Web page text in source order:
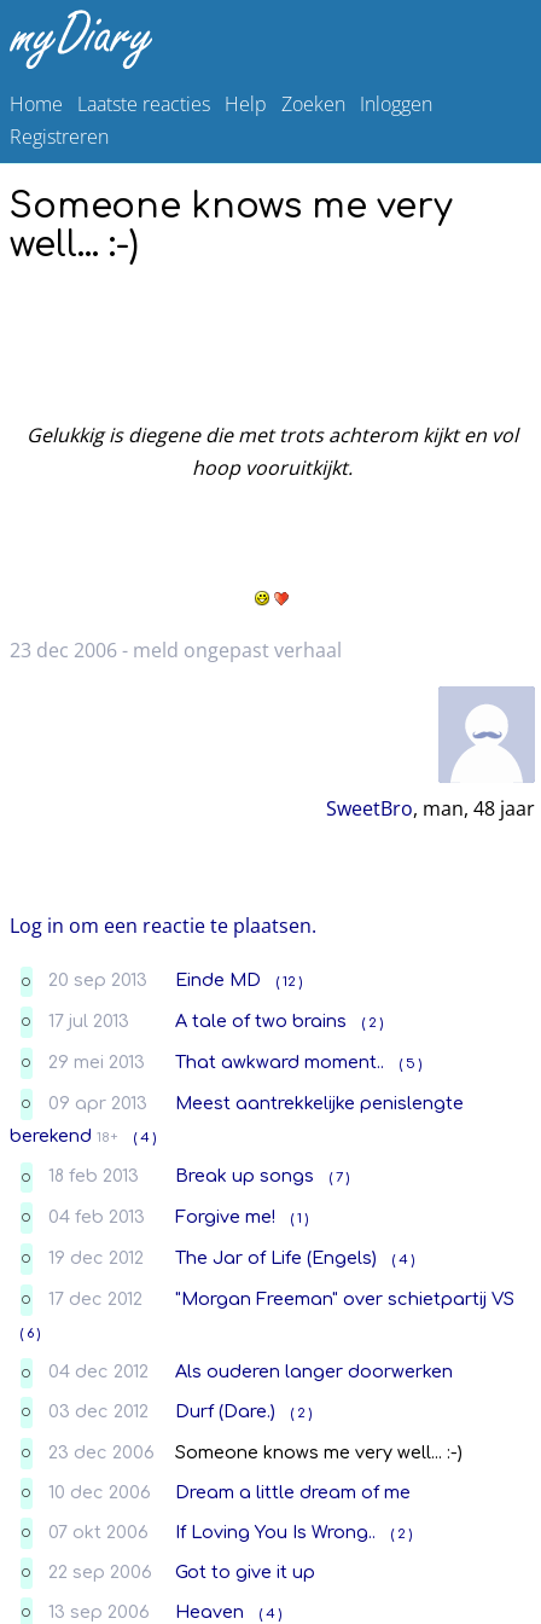
Home Laatste reacties Help Zoeken Inloggen
Registreren
Someone knows me very
well... :-)
Gelukkig is diegene die met trots achterom kijkt en vol
hoop vooruitkijkt.
23 dec 2006 - meld ongepast verhaal
SweetBro, man, 48jaar
Log in om een reactie te plaatsen.
O 20 sep 2013 Einde MD ( 12 )
O 17 jul 2013 A tale of two brains ( 2 )
O 29 mei 2013 That awkward moment.. ( 5 )
O 09 apr 2013
Meest aantrekkelijke penislengte
berekend 18+ ( 4 )
O 18 feb 2013 Break up songs ( 7 )
O 04 feb 2013 Forgive me! ( 1 )
O 19 dec 2012 The Jar of Life (Engels) ( 4 )
O 17 dec 2012 "Morgan Freeman" over schietpartij VS
( 6 )
O 04 dec 2012 Als ouderen langer doorwerken
O 03 dec 2012 Durf (Dare.) ( 2 )
O 23 dec 2006 Someone knows me very well... :-)
O 10 dec 2006 Dream a little dream of me
O 07 okt 2006 If Loving You Is Wrong.. ( 2 )
O 22 sep 2006 Got to give it up
O 13 sep 2006 Heaven ( 4 )